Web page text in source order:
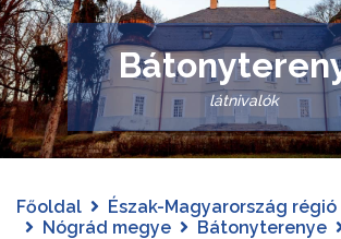
látnivalók
Főoldal
Észak-Magyarország régió
Nógrád megye
Bátonyterenye